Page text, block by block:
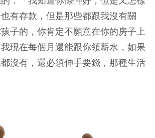
有存款，但是那些都跟我沒有關
子的，你肯定不願意在你的房子上
現在每個月還能跟你領薪水，如果
沒有，還必須伸手要錢，那種生活